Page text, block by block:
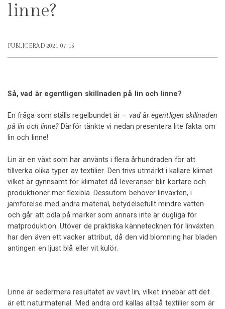
linne?
PUBLICERAD 2021-07-15
Så, vad är egentligen skillnaden på lin och linne?
En fråga som ställs regelbundet är – vad är egentligen skillnaden
på lin och linne? Därför tänkte vi nedan presentera lite fakta om
lin och linne!
Lin är en växt som har använts i flera århundraden för att
tillverka olika typer av textilier. Den trivs utmärkt i kallare klimat
vilket är gynnsamt för klimatet då leveranser blir kortare och
produktioner mer flexibla. Dessutom behöver linväxten, i
jämförelse med andra material, betydelsefullt mindre vatten
och går att odla på marker som annars inte är dugliga för
matproduktion. Utöver de praktiska kännetecknen för linväxten
har den även ett vacker attribut, då den vid blomning har bladen
antingen en ljust blå eller vit kulör.
Linne är sedermera resultatet av vävt lin, vilket innebär att det
är ett naturmaterial. Med andra ord kallas alltså textilier som är